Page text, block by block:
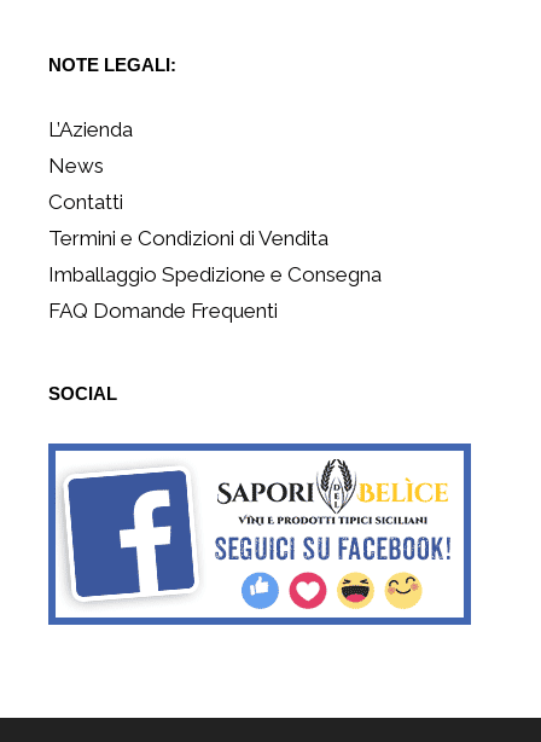
NOTE LEGALI:
L’Azienda
News
Contatti
Termini e Condizioni di Vendita
Imballaggio Spedizione e Consegna
FAQ Domande Frequenti
SOCIAL